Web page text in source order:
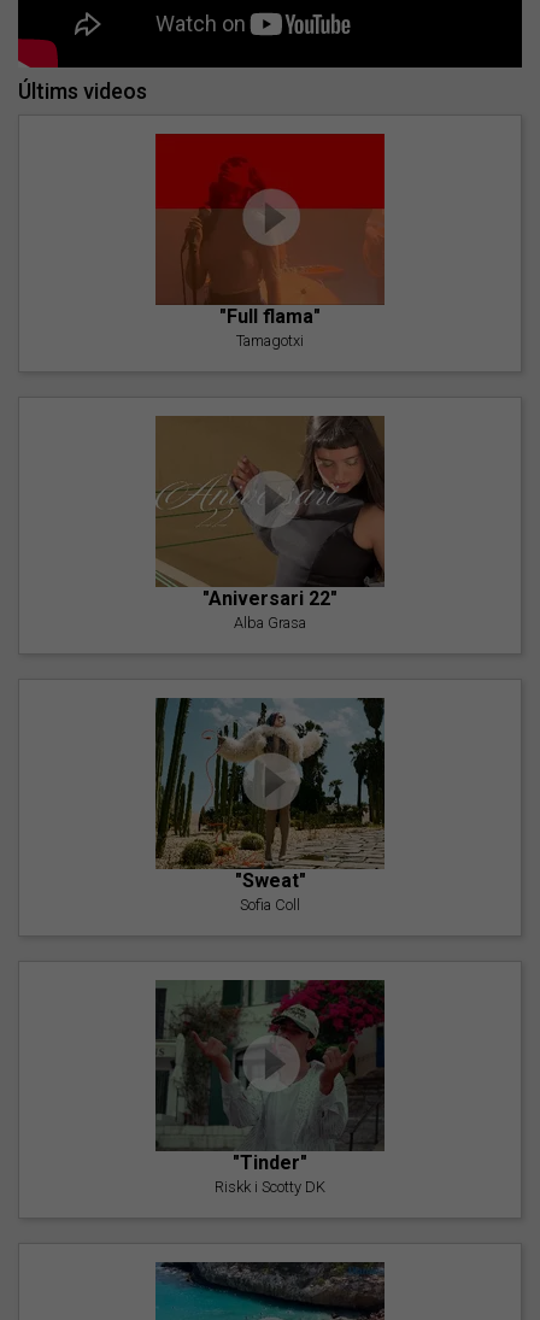
Últims videos
"Full flama"
Tamagotxi
"Aniversari 22"
Alba Grasa
"Sweat"
Sofia Coll
"Tinder"
Riskk i Scotty DK